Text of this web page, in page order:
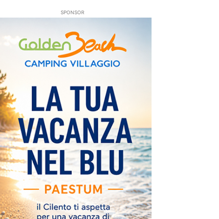
SPONSOR